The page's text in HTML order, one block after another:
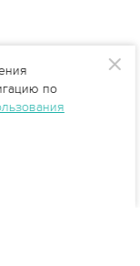
по